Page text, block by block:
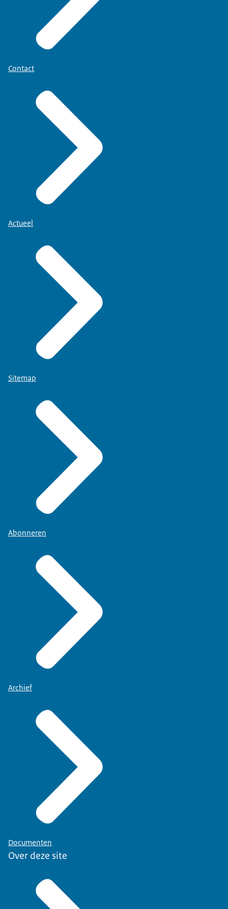
Contact
Actueel
Sitemap
Abonneren
Archief
Documenten
Over deze site